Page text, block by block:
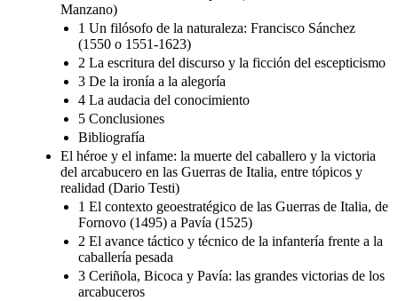
Manzano)
1 Un filósofo de la naturaleza: Francisco Sánchez
(1550 o 1551-1623)
2 La escritura del discurso y la ficción del escepticismo
3 De la ironía a la alegoría
4 La audacia del conocimiento
5 Conclusiones
Bibliografía
El héroe y el infame: la muerte del caballero y la victoria
del arcabucero en las Guerras de Italia, entre tópicos y
realidad (Dario Testi)
1 El contexto geoestratégico de las Guerras de Italia, de
Fornovo (1495) a Pavía (1525)
2 El avance táctico y técnico de la infantería frente a la
caballería pesada
3 Ceriñola, Bicoca y Pavía: las grandes victorias de los
arcabuceros